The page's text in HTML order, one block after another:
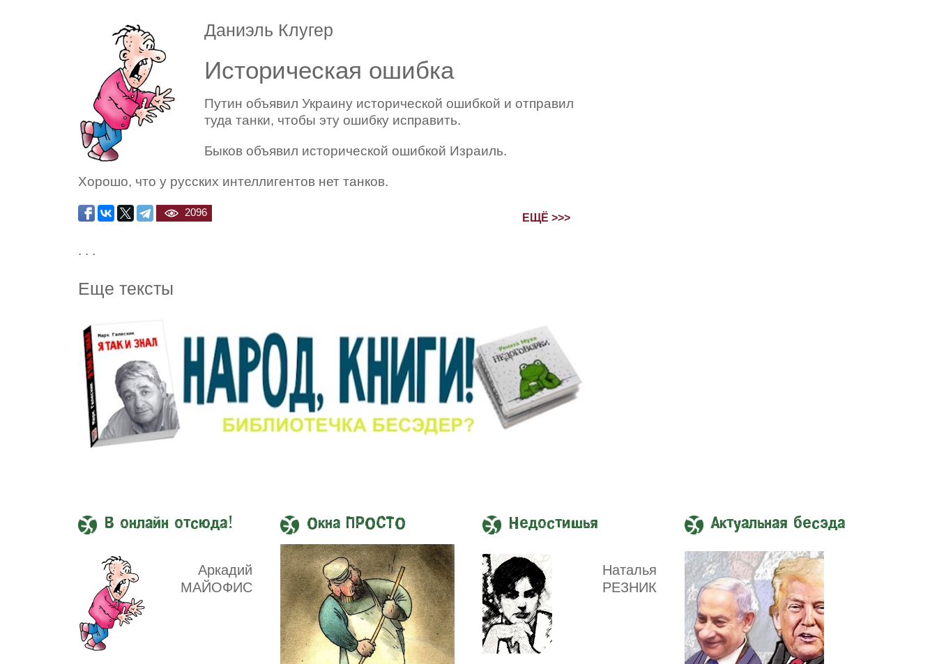
Даниэль Клугер
Историческая ошибка
Путин объявил Украину исторической ошибкой и отправил
туда танки, чтобы эту ошибку исправить.
Быков объявил исторической ошибкой Израиль.
Хорошо, что у русских интеллигентов нет танков.
2096 ЕЩЁ >>>
. . .
Еще тексты
В онлайн отсюда!
Аркадий
МАЙОФИС
Окна ПРОСТО Недостишья
Наталья
РЕЗНИК
Актуальная бесэда